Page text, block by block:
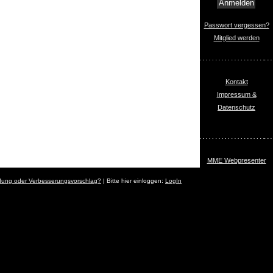
Passwort vergessen?
Mitglied werden
Kontakt
Impressum &
Datenschutz
MME Webpresenter
oder Verbesserungsvorschlag? | Bitte hier einloggen: LogIn